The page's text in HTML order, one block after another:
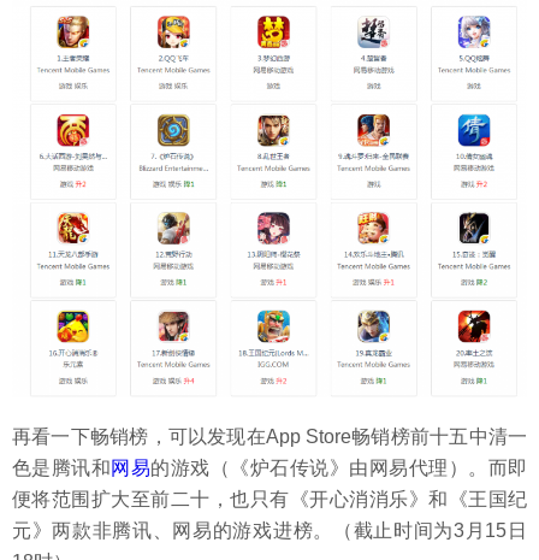
再看一下畅销榜，可以发现在App Store畅销榜前十五中清一
色是腾讯和网易的游戏（《炉石传说》由网易代理）。而即
便将范围扩大至前二十，也只有《开心消消乐》和《王国纪
元》两款非腾讯、网易的游戏进榜。（截止时间为3月15日